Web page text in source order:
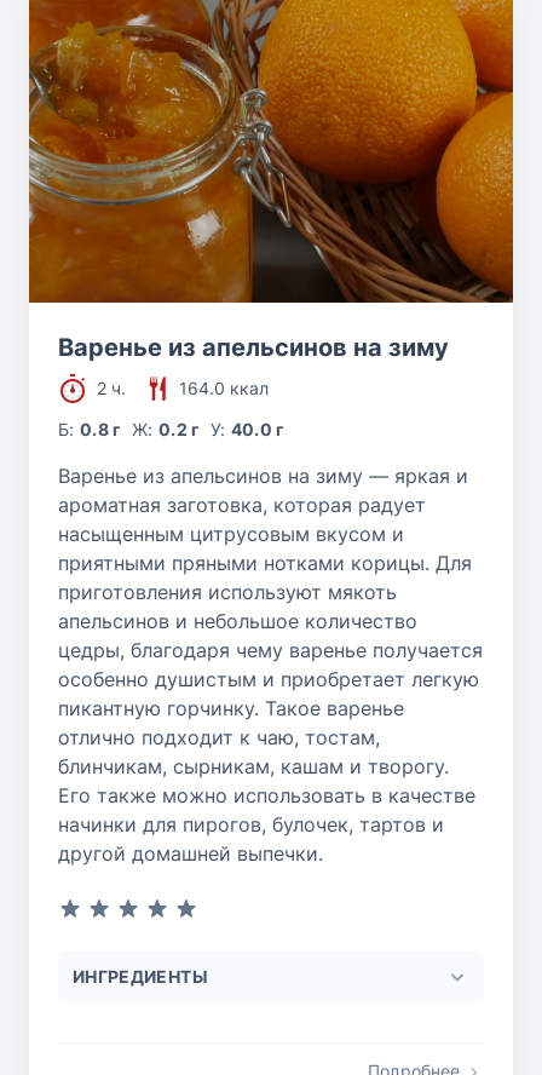
Варенье из апельсинов на зиму
2 ч.
164.0 ккал
Б:0.8 г Ж: 0.2 г У: 40.0 г
Варенье из апельсинов на зиму — яркая и
ароматная заготовка, которая радует
насыщенным цитрусовым вкусом и
приятными пряными нотками корицы. Для
приготовления используют мякоть
апельсинов и небольшое количество
цедры, благодаря чему варенье получается
особенно душистым и приобретает легкую
пикантную горчинку. Такое варенье
отлично подходит к чаю, тостам,
блинчикам, сырникам, кашам и творогу.
Его также можно использовать в качестве
начинки для пирогов, булочек, тартов и
другой домашней выпечки.
ИНГРЕДИЕНТЫ